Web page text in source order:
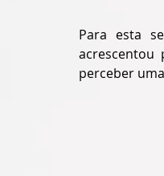
Para esta
acrescentou
perceber